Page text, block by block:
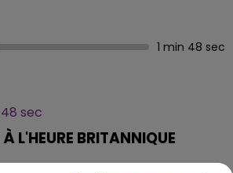
1 min 48 sec
sec
L'HEURE BRITANNIQUE